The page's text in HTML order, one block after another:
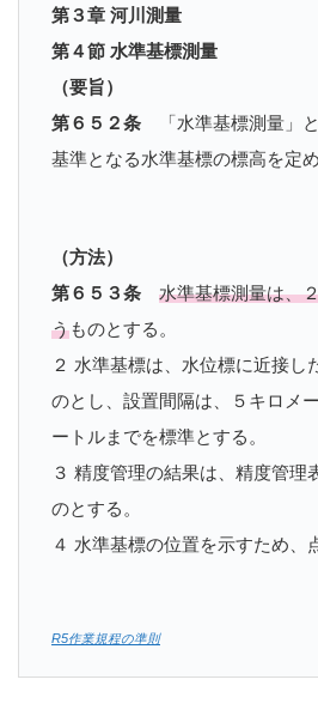
第３章 河川測量
第４節 水準基標測量
（要旨）
第６５２条 「水準基標測量」
基準となる水準基標の標高を定
（方法）
第６５３条
水準基標測量は、
うものとする。
２ 水準基標は、水位標に近接し
のとし、設置間隔は、５キロメ
ートルまでを標準とする。
３ 精度管理の結果は、精度管理
のとする。
４ 水準基標の位置を示すため、
R5作業規程の準則